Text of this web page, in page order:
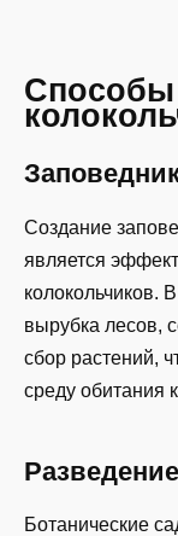
Создание
является
колокольчиков.
вырубка лесов,
сбор растений,
среду обитания
Ботанические